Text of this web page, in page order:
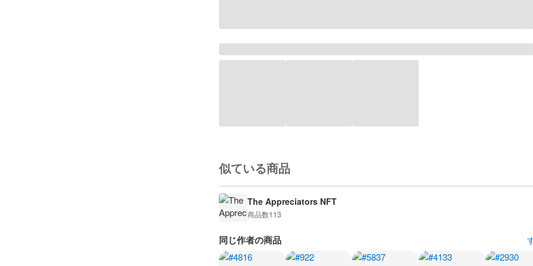
似ている商品
The Appreciators NFT
商品数113
同じ作者の商品